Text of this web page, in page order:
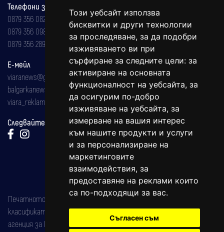
Този уебсайт използва
бисквитки и други технологии
за проследяване, за да подобри
изживяването ви при
сърфиране за следните цели: за
активиране на основната
функционалност на уебсайта, за
да осигурим по-добро
изживяване на уебсайта, за
измерване на вашия интерес
към нашите продукти и услуги
и за персонализиране на
маркетинговите
взаимодействия, за
предоставяне на реклами които
са по-подходящи за вас.
Съгласен съм
Телефони за реклама и абонаменти
0879 356 082
0879 356 098
0879 356 289
Е-мейл
viaranews@gmail.com
balgarkanews@gmail.com
viara_reklama@mail.bg
Следвайте ни:
Печатното издание на вестника е регистрирано в националния
класификатор на печатните издания (Българска национална
агенция за ISSN) под номер: ISSN 1312-4722.